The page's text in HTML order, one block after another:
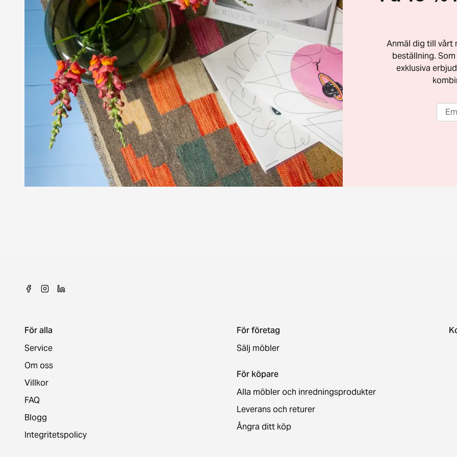
Anmäl dig till vårt
beställning.
exklusiva
För alla
Service
Om oss
Villkor
FAQ
Blogg
Integritetspolicy
För företag
Sälj möbler
För köpare
Alla möbler och inredningsprodukter
Leverans och returer
Ångra ditt köp